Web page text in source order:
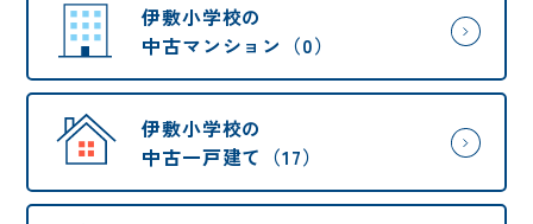
伊敷小学校の
中古マンション（0）
伊敷小学校の
中古一戸建て（17）